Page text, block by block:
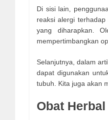
Di sisi lain,
reaksi alergi
yang diharapkan.
mempertimbangkan
Selanjutnya, dalam
dapat digunakan
tubuh. Kita juga akan
Obat